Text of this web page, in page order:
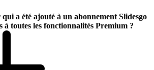
a été ajouté à un abonnement Slidesgo
à toutes les fonctionnalités Premium ?